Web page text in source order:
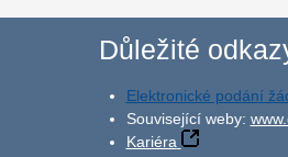
Důležité
Elektronické podání
Související weby:
Kariéra